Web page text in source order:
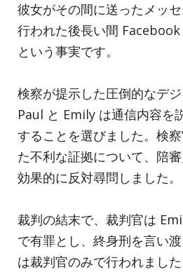
彼女がその間に送ったメッ
行われた後長い間
という事実です。
検察が提示した圧倒的なデジ
Paul と Emily は通信内容を
することを選びました。検
た不利な証拠について、陪
効果的に反対尋問しました。
裁判の結末で、裁判官は
で有罪とし、終身刑を言い
は裁判官のみで行われました